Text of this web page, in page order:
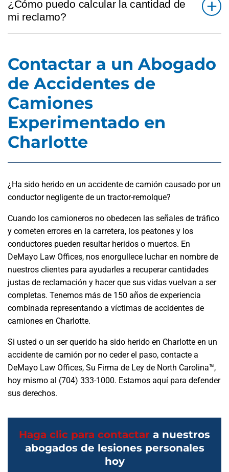
¿Cómo puedo calcular la cantidad de
mi reclamo?
Contactar a un Abogado
de Accidentes de
Camiones
Experimentado en
Charlotte
¿Ha sido herido en un accidente de camión causado por un
conductor negligente de un tractor-remolque?
Cuando los camioneros no obedecen las señales de tráfico
y cometen errores en la carretera, los peatones y los
conductores pueden resultar heridos o muertos. En
DeMayo Law Offices, nos enorgullece luchar en nombre de
nuestros clientes para ayudarles a recuperar cantidades
justas de reclamación y hacer que sus vidas vuelvan a ser
completas. Tenemos más de 150 años de experiencia
combinada representando a víctimas de accidentes de
camiones en Charlotte.
Si usted o un ser querido ha sido herido en Charlotte en un
accidente de camión por no ceder el paso, contacte a
DeMayo Law Offices, Su Firma de Ley de North Carolina™,
hoy mismo al (704) 333-1000. Estamos aquí para defender
sus derechos.
Haga clic para contactar a nuestros
abogados de lesiones personales
hoy